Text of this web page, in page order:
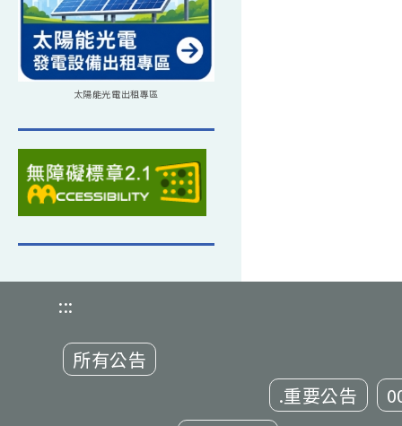
太陽能光電出租專區
:::
所有公告
.重要公告